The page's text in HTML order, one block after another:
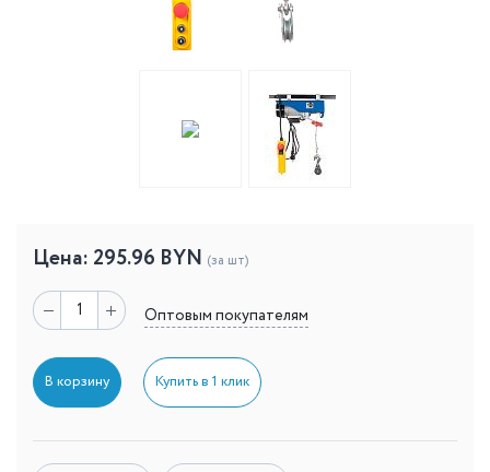
Цена: 295.96 BYN (за шт)
Оптовым покупателям
В корзину Купить в 1 клик